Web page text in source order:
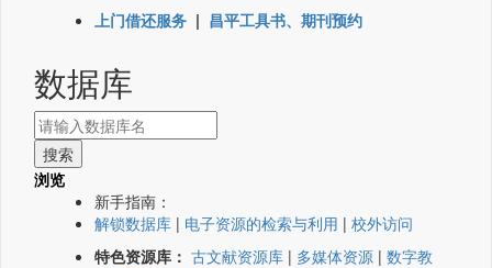
上门借还服务 | 昌平工具书、期刊预约
数据库
浏览
新手指南：
解锁数据库 | 电子资源的检索与利用 | 校外访问
特色资源库： 古文献资源库 | 多媒体资源 | 数字教